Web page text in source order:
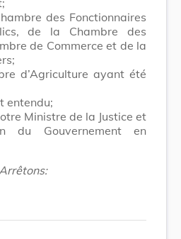
des Fonctionnaires
de la Chambre des
de Commerce et de la
d’Agriculture ayant été
entendu;
Ministre de la Justice et
du Gouvernement en
Arrêtons: